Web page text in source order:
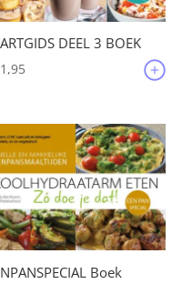
DEEL 3 BOEK
Boek